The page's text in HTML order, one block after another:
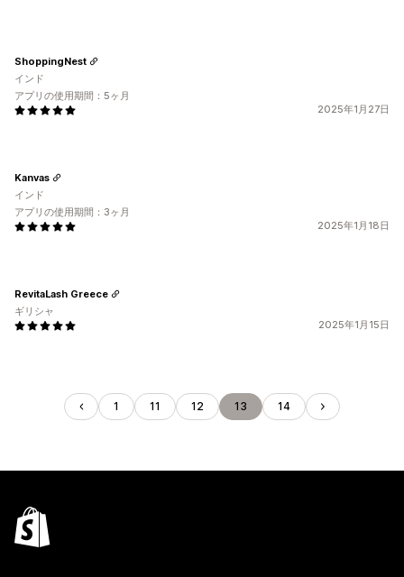
2025年1月27日
ShoppingNest
インド
アプリの使用期間：5ヶ月
2025年1月18日
Kanvas
インド
アプリの使用期間：3ヶ月
2025年1月15日
RevitaLash Greece
ギリシャ
1 11 12 13 14